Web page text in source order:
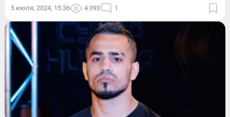
5 июля, 2024, 15:36 4 093 1